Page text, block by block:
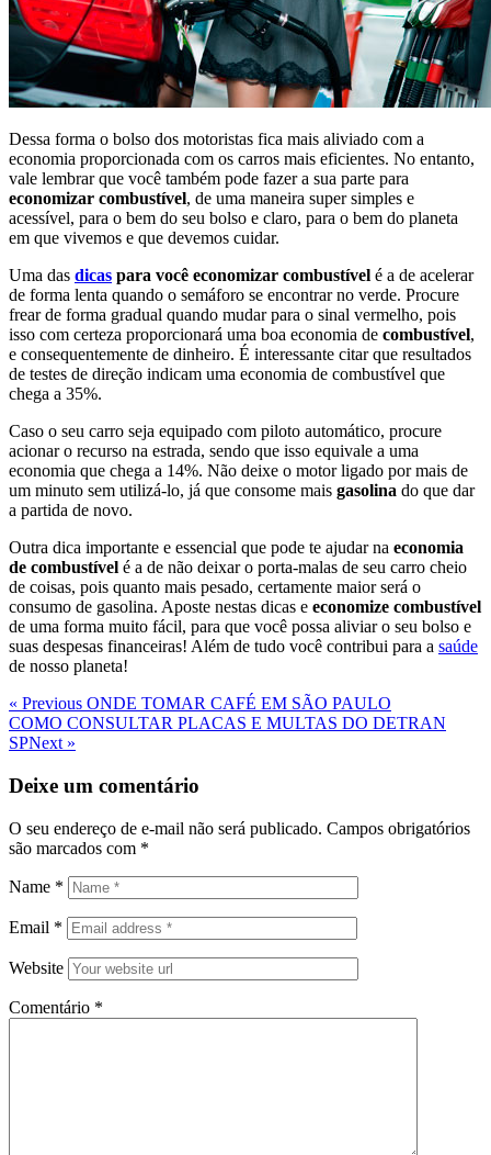
Dessa forma o bolso dos motoristas fica mais aliviado com a
economia proporcionada com os carros mais eficientes. No entanto,
vale lembrar que você também pode fazer a sua parte para
economizar combustível, de uma maneira super simples e
acessível, para o bem do seu bolso e claro, para o bem do planeta
em que vivemos e que devemos cuidar.
Uma das dicas para você economizar combustível é a de acelerar
de forma lenta quando o semáforo se encontrar no verde. Procure
frear de forma gradual quando mudar para o sinal vermelho, pois
isso com certeza proporcionará uma boa economia de combustível,
e consequentemente de dinheiro. É interessante citar que resultados
de testes de direção indicam uma economia de combustível que
chega a 35%.
Caso o seu carro seja equipado com piloto automático, procure
acionar o recurso na estrada, sendo que isso equivale a uma
economia que chega a 14%. Não deixe o motor ligado por mais de
um minuto sem utilizá-lo, já que consome mais gasolina do que dar
a partida de novo.
Outra dica importante e essencial que pode te ajudar na economia
de combustível é a de não deixar o porta-malas de seu carro cheio
de coisas, pois quanto mais pesado, certamente maior será o
consumo de gasolina. Aposte nestas dicas e economize combustível
de uma forma muito fácil, para que você possa aliviar o seu bolso e
suas despesas financeiras! Além de tudo você contribui para a saúde
de nosso planeta!
Navegação
de
Previous
Post
« Previous ONDE TOMAR CAFÉ EM SÃO PAULO
Next
Post
COMO CONSULTAR PLACAS E MULTAS DO DETRAN
SPNext »
Deixe um comentário
O seu endereço de e-mail não será publicado. Campos obrigatórios
são marcados com *
Name *
Email *
Website
Comentário *